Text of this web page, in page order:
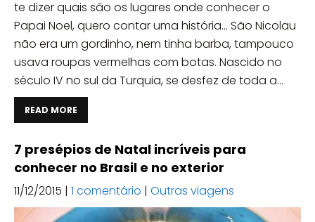
te dizer quais são os lugares onde conhecer o
Papai Noel, quero contar uma história... São Nicolau
não era um gordinho, nem tinha barba, tampouco
usava roupas vermelhas com botas. Nascido no
século IV no sul da Turquia, se desfez de toda a...
READ MORE
7 presépios de Natal incríveis para
conhecer no Brasil e no exterior
11/12/2015 | 1 comentário | Outras viagens